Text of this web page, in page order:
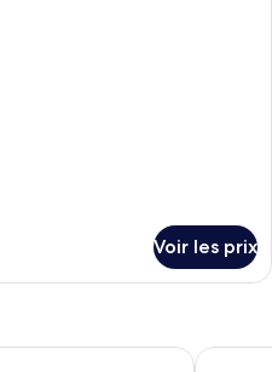
Voir les prix
Inclusive Collection - All
Bahia